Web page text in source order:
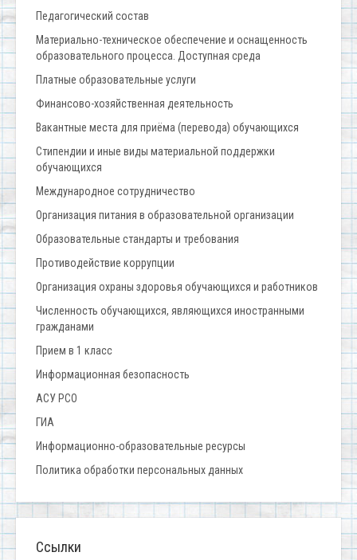
Педагогический состав
Материально-техническое обеспечение и оснащенность
образовательного процесса. Доступная среда
Платные образовательные услуги
Финансово-хозяйственная деятельность
Вакантные места для приёма (перевода) обучающихся
Стипендии и иные виды материальной поддержки
обучающихся
Международное сотрудничество
Организация питания в образовательной организации
Образовательные стандарты и требования
Противодействие коррупции
Организация охраны здоровья обучающихся и работников
Численность обучающихся, являющихся иностранными
гражданами
Прием в 1 класс
Информационная безопасность
АСУ РСО
ГИА
Информационно-образовательные ресурсы
Политика обработки персональных данных
Ссылки